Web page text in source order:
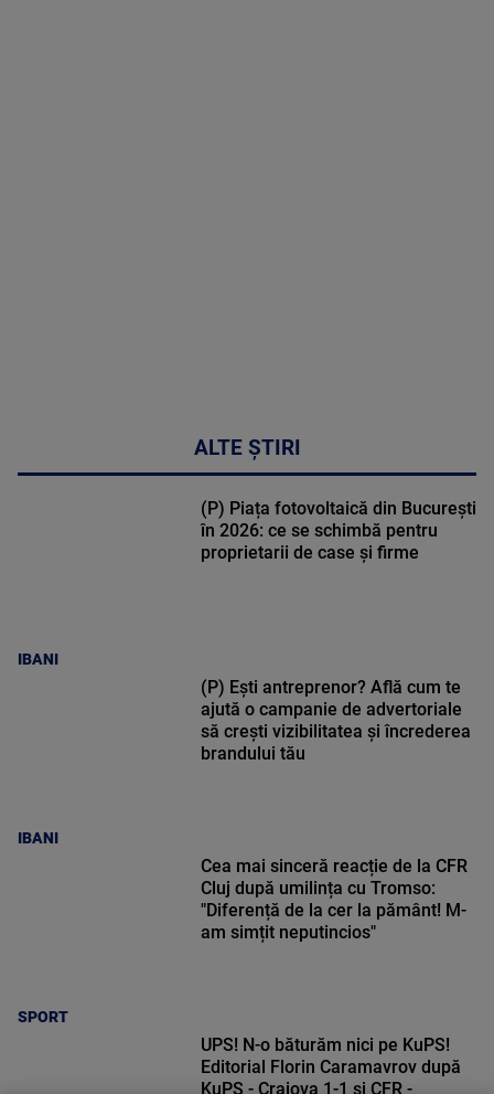
ALTE ȘTIRI
IBANI
(P) Piața fotovoltaică din București
în 2026: ce se schimbă pentru
proprietarii de case și firme
IBANI
(P) Ești antreprenor? Află cum te
ajută o campanie de advertoriale
să crești vizibilitatea și încrederea
brandului tău
SPORT
Cea mai sinceră reacție de la CFR
Cluj după umilința cu Tromso:
"Diferență de la cer la pământ! M-
am simțit neputincios"
UPS! N-o băturăm nici pe KuPS!
Editorial Florin Caramavrov după
KuPS - Craiova 1-1 și CFR -